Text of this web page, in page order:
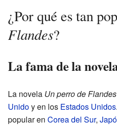
¿Por qué es tan
Flandes?
La fama de la
La novela Un perro de Flandes
Unidoy en los Estados Unidos
popular en Corea del Sur,